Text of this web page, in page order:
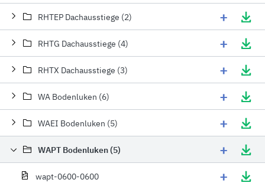
RHTEP Dachausstiege (2) +
RHTG Dachausstiege (4) +
RHTX Dachausstiege (3) +
WA Bodenluken (6) +
WAEI Bodenluken (5) +
WAPT Bodenluken (5) +
wapt-0600-0600 +